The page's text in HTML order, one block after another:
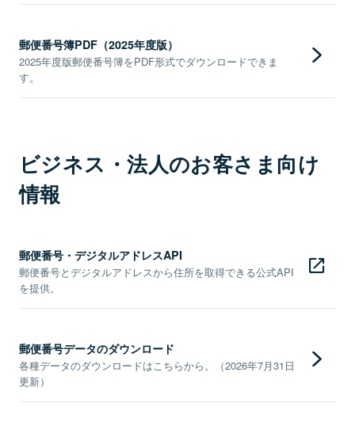
郵便番号簿PDF（2025年度版）
2025年度版郵便番号簿をPDF形式でダウンロードできま
す。
ビジネス・法人のお客さま向け
情報
郵便番号・デジタルアドレスAPI
郵便番号とデジタルアドレスから住所を取得できる公式API
を提供。
郵便番号データのダウンロード
各種データのダウンロードはこちらから。（2026年7月31日
更新）